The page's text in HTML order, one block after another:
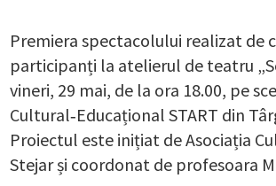
Premiera spectacolului realizat de
participanți la atelierul de teatru
vineri, 29 mai, de la ora 18.00, pe
Cultural‑Educațional START din
Proiectul este inițiat de Asociația
Stejar și coordonat de profesoara